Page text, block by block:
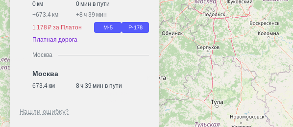
0 км
0 мин в пути
+673.4 км +8 ч 39 мин
1 178 ₽ за Платон
М-5 Р-178
Платная дорога
Москва
Москва
673.4 км 8 ч 39 мин в пути
Нашли ошибку?